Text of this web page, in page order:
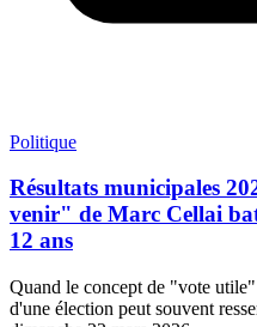
Politique
Résultats municipales
venir" de Marc Cellai
12 ans
Quand le concept de "vote
d'une élection peut souvent